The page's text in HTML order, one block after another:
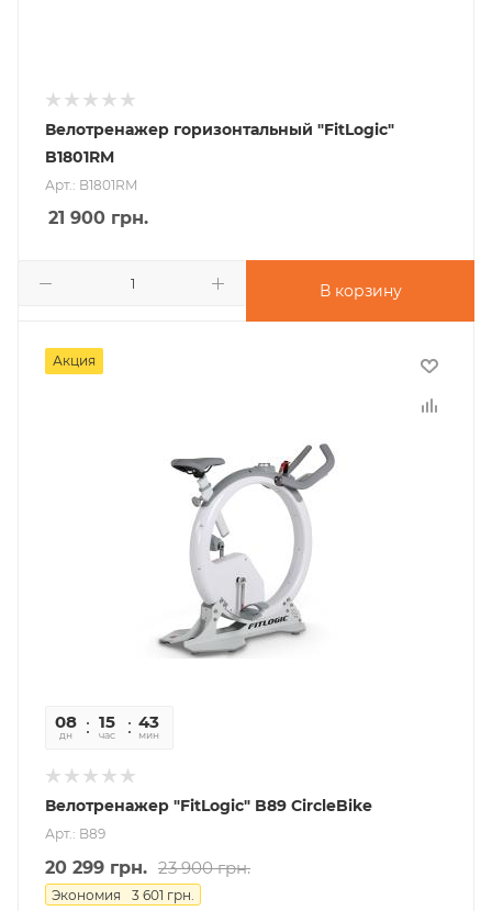
Велотренажер горизонтальный "FitLogic"
B1801RM
Арт.: B1801RM
21 900 грн.
В корзину
Акция
08
дн
15
час
43
мин
Велотренажер "FitLogic" B89 CircleBike
Арт.: B89
20 299 грн. 23 900грн.
Экономия 3 601 грн.